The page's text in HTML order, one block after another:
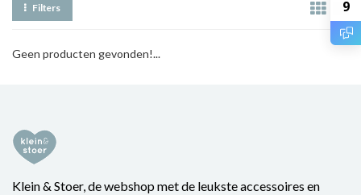
9
Filters
Geen producten gevonden!...
Klein & Stoer, de webshop met de leukste accessoires en